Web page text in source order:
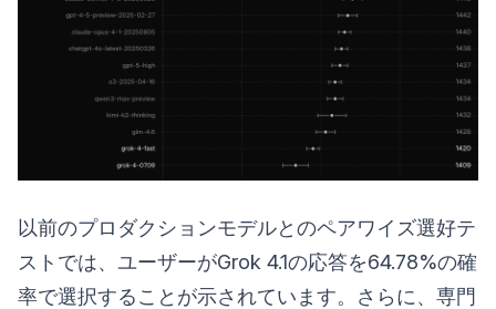
以前のプロダクションモデルとのペアワイズ選好テ
ストでは、ユーザーがGrok 4.1の応答を64.78%の確
率で選択することが示されています。さらに、専門